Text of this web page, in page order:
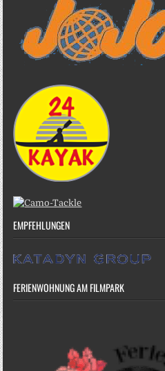
EMPFEHLUNGEN
FERIENWOHNUNG AM FILMPARK